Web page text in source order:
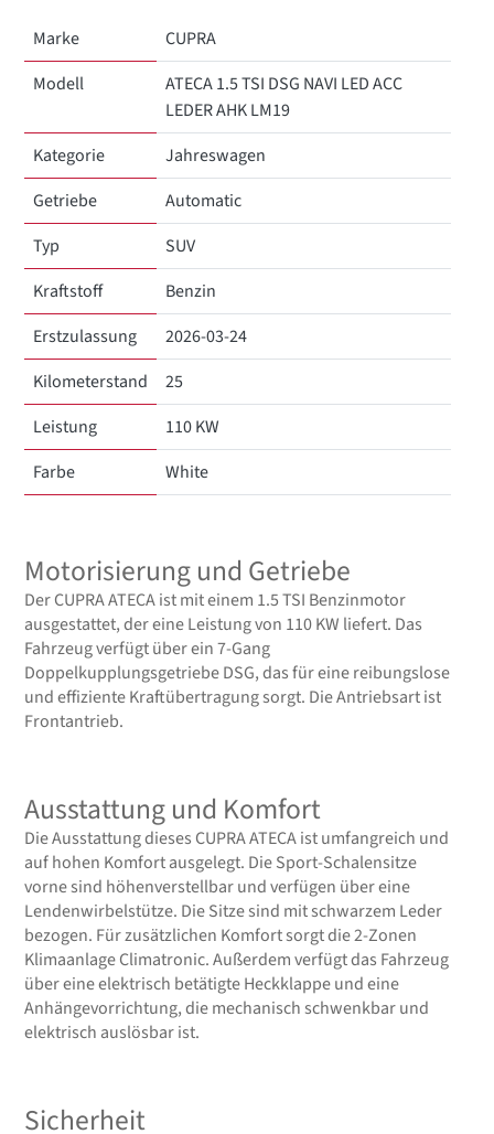
Marke
CUPRA
Modell
ATECA 1.5 TSI DSG NAVI LED ACC
LEDER AHK LM19
Kategorie
Jahreswagen
Getriebe
Automatic
Typ
SUV
Kraftstoff
Benzin
Erstzulassung
2026-03-24
Kilometerstand
25
Leistung
110 KW
Farbe
White
Motorisierung und Getriebe
Der CUPRA ATECA ist mit einem 1.5 TSI Benzinmotor
ausgestattet, der eine Leistung von 110 KW liefert. Das
Fahrzeug verfügt über ein 7-Gang
Doppelkupplungsgetriebe DSG, das für eine reibungslose
und effiziente Kraftübertragung sorgt. Die Antriebsart ist
Frontantrieb.
Ausstattung und Komfort
Die Ausstattung dieses CUPRA ATECA ist umfangreich und
auf hohen Komfort ausgelegt. Die Sport-Schalensitze
vorne sind höhenverstellbar und verfügen über eine
Lendenwirbelstütze. Die Sitze sind mit schwarzem Leder
bezogen. Für zusätzlichen Komfort sorgt die 2-Zonen
Klimaanlage Climatronic. Außerdem verfügt das Fahrzeug
über eine elektrisch betätigte Heckklappe und eine
Anhängevorrichtung, die mechanisch schwenkbar und
elektrisch auslösbar ist.
Sicherheit